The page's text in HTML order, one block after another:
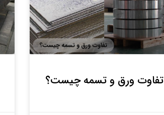
تفاوت ورق و تسمه چیست؟